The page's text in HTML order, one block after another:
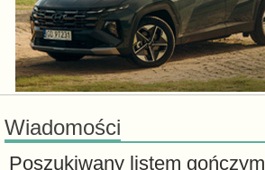
Wiadomości
Poszukiwany listem gończym